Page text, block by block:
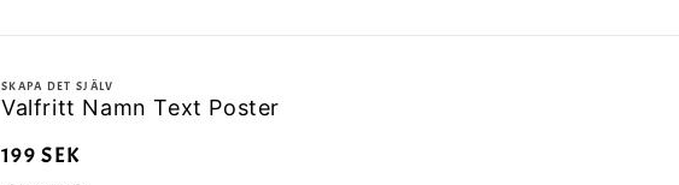
SKAPA DET SJÄLV
Valfritt Namn Text Poster
Ordinarie
199 SEK